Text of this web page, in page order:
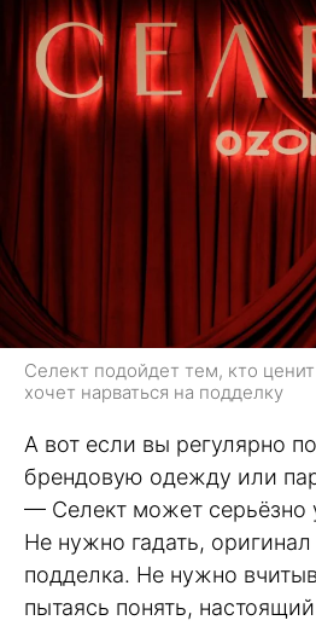
Селект подойдет тем, кто
хочет нарваться на подделку
А вот если вы регулярно
брендовую одежду или
— Селект может серьёзно
Не нужно гадать,
подделка. Не нужно
пытаясь понять,